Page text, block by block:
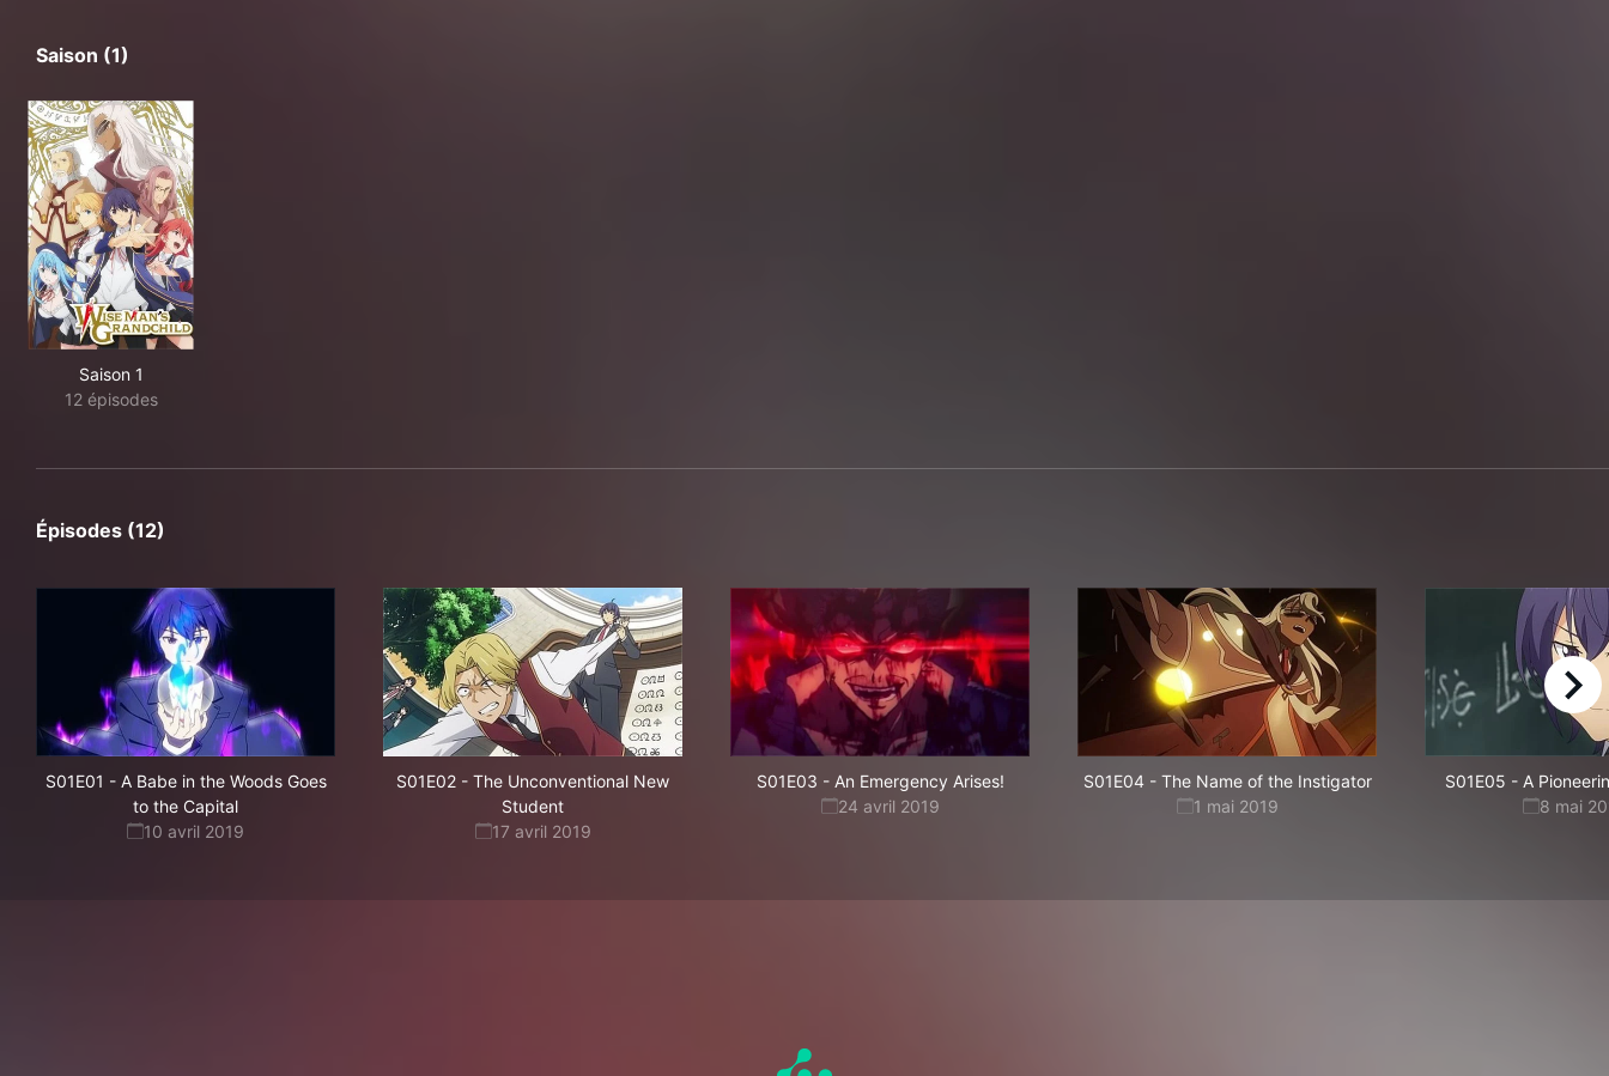
Saison (1)
Saison 1
12 épisodes
Épisodes (12)
S01E01 - A Babe in the Woods Goes
to the Capital
10 avril 2019
S01E02 - The Unconventional New
Student
17 avril 2019
S01E03 - An Emergency Arises!
24 avril 2019
S01E04- The Name of the Instigator
1 mai 2019
S01E05 - A
8 mai
right